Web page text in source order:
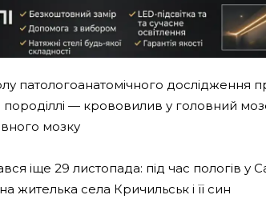
патологоанатомічного дослідження
породіллі — крововилив у головний
мозку
іще 29 листопада: під час пологів у
жителька села Кричильськ і її син